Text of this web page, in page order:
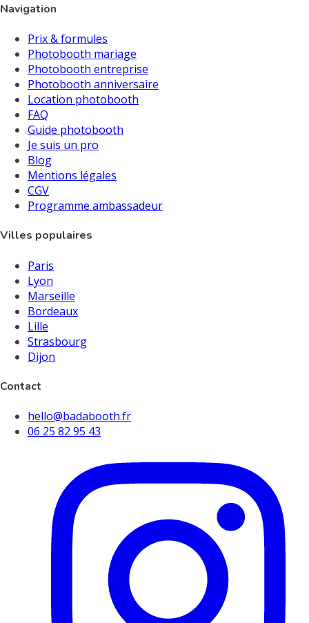
Navigation
Prix & formules
Photobooth mariage
Photobooth entreprise
Photobooth anniversaire
Location photobooth
FAQ
Guide photobooth
Je suis un pro
Blog
Mentions légales
CGV
Programme ambassadeur
Villes populaires
Paris
Lyon
Marseille
Bordeaux
Lille
Strasbourg
Dijon
Contact
hello@badabooth.fr
06 25 82 95 43